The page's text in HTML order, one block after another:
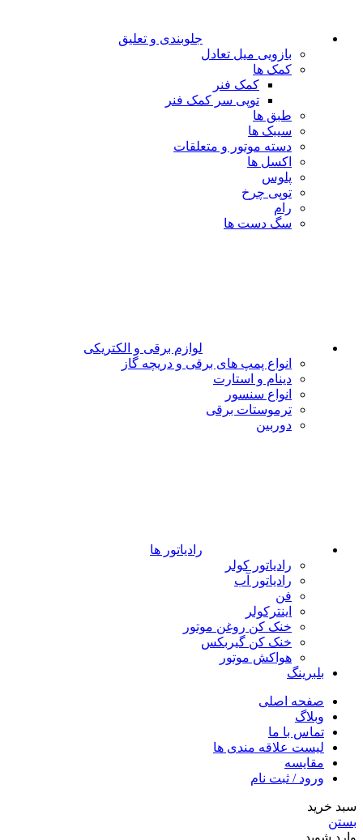
جلوبندی و تعلیق
بازویی میل تعادل
کمک ها
کمک فنر
توپی سر کمک فنر
طبق ها
سیبک ها
دسته موتور و متعلقات
اکسل ها
پلوس
توپی چرخ
رام
سگ دست ها
لوازم برقی و الکتریکی
انواع پمپ های برقی و دریچه گاز
دینام و استارت
انواع سنسور
ترموستات برقی
دوربین
رادیاتور ها
رادیاتور کولر
رادیاتور آب
فن
اینترکولر
خنک کن روغن موتور
خنک کن گیربکس
هواکش موتور
بلبرینگ
صفحه اصلی
وبلاگ
تماس با ما
لیست علاقه مندی ها
مقایسه
ورود / ثبت نام
سبد خرید
بستن
وارد شوید